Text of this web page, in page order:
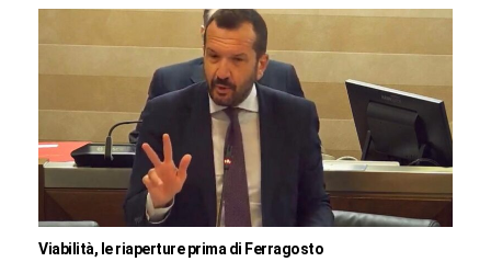
Viabilità, le riaperture prima di Ferragosto